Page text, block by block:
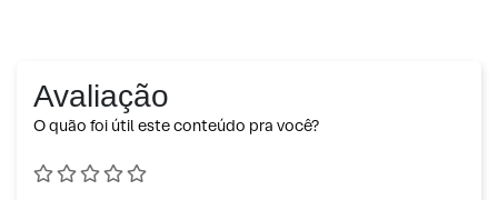
Avaliação
O quão foi útil este conteúdo pra você?